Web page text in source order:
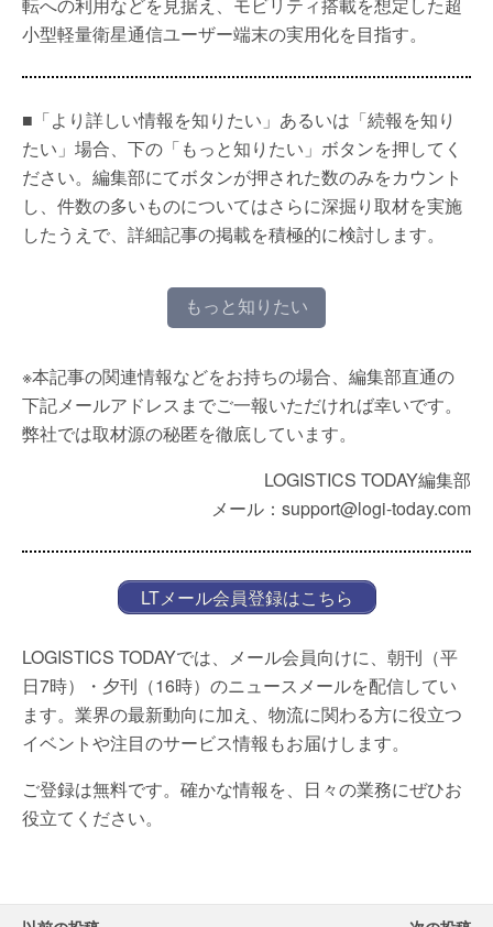
小型軽量衛星通信ユーザー端末の実用化を目指す。
■「より詳しい情報を知りたい」あるいは「続報を知り
たい」場合、下の「もっと知りたい」ボタンを押してく
ださい。編集部にてボタンが押された数のみをカウント
し、件数の多いものについてはさらに深掘り取材を実施
したうえで、詳細記事の掲載を積極的に検討します。
もっと知りたい
※本記事の関連情報などをお持ちの場合、編集部直通の
下記メールアドレスまでご一報いただければ幸いです。
弊社では取材源の秘匿を徹底しています。
LOGISTICS TODAY編集部
メール：support@logi-today.com
LTメール会員登録はこちら
LOGISTICS TODAYでは、メール会員向けに、朝刊（平
日7時）・夕刊（16時）のニュースメールを配信してい
ます。業界の最新動向に加え、物流に関わる方に役立つ
イベントや注目のサービス情報もお届けします。
ご登録は無料です。確かな情報を、日々の業務にぜひお
役立てください。